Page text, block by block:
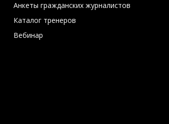
Анкеты гражданских журналистов
Каталог тренеров
Вебинар